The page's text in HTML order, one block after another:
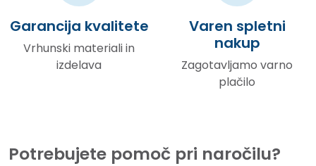
Garancija kvalitete
Vrhunski materiali in
izdelava
Varen spletni
nakup
Zagotavljamo varno
plačilo
Potrebujete pomoč pri naročilu?